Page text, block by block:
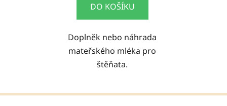
DO KOŠÍKU
Doplněk nebo náhrada
mateřského mléka pro
štěňata.
Z